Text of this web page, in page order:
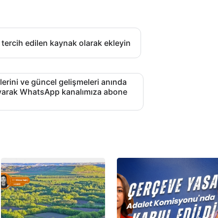
edilen kaynak olarak ekleyin
ve güncel gelişmeleri anında
WhatsApp kanalımıza abone